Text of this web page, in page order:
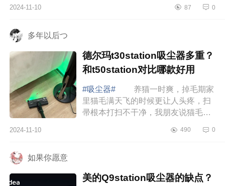
和戴森吸尘器哪个更好用 苏泊尔
2024-11-10 87 0
多年以后つ
德尔玛t30station吸尘器多重？
和t50station对比哪款好用
#吸尘器#
养猫一时爽，掉毛期家
里猫毛满天飞的时候更让人头疼，扫
帚根本打扫不干净，我朋友说猫毛还
小编为大家介绍下德尔玛t30station吸
2024-11-10 490 0
如果你愿意
美的Q9station吸尘器的缺点？